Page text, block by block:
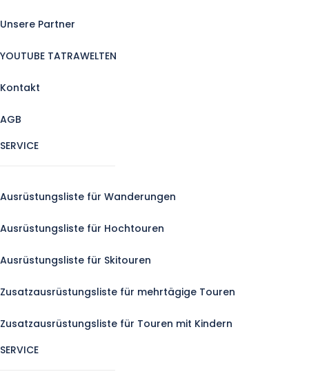
Unsere Partner
YOUTUBE TATRAWELTEN
Kontakt
AGB
SERVICE
Ausrüstungsliste für Wanderungen
Ausrüstungsliste für Hochtouren
Ausrüstungsliste für Skitouren
Zusatzausrüstungsliste für mehrtägige Touren
Zusatzausrüstungsliste für Touren mit Kindern
SERVICE